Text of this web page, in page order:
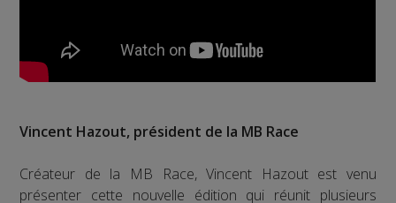
Vincent Hazout, président de la MB Race
Créateur de la MB Race, Vincent Hazout est venu
présenter cette nouvelle édition qui réunit plusieurs